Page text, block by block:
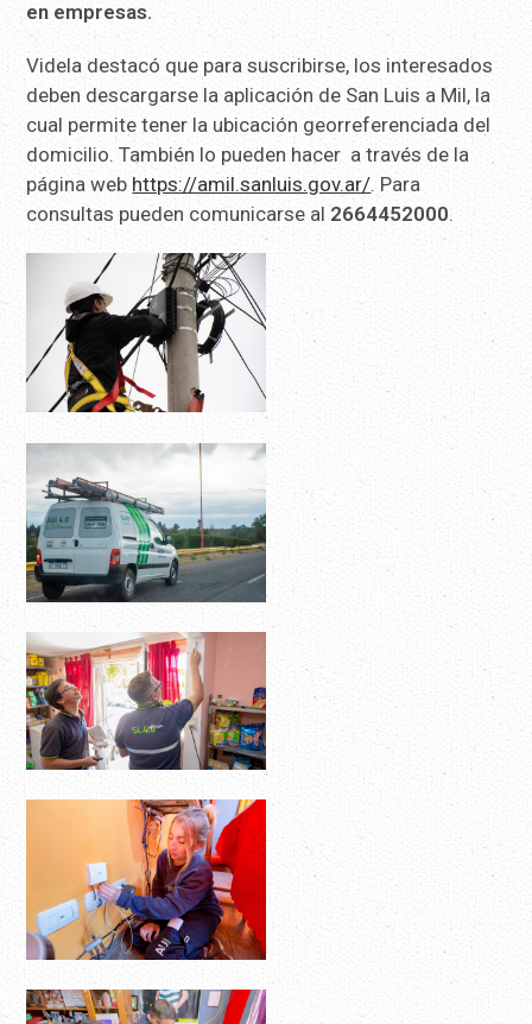
en empresas.
Videla destacó que para suscribirse, los interesados
deben descargarse la aplicación de San Luis a Mil, la
cual permite tener la ubicación georreferenciada del
domicilio. También lo pueden hacer a través de la
página web https://amil.sanluis.gov.ar/. Para
consultas pueden comunicarse al 2664452000.